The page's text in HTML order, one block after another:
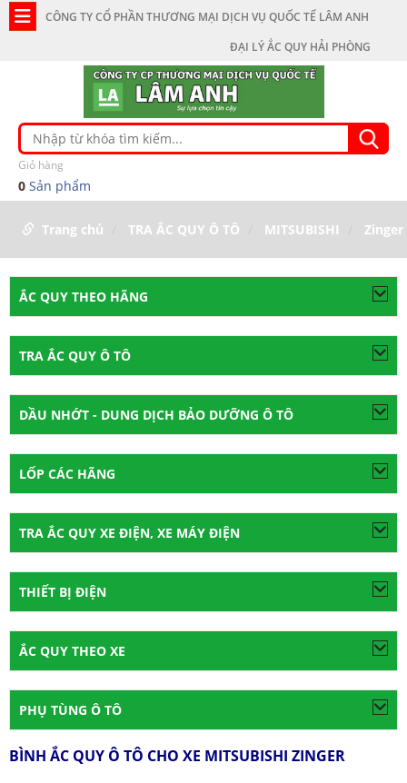
CÔNG TY CỔ PHẦN THƯƠNG MẠI DỊCH VỤ QUỐC TẾ LÂM ANH
ĐẠI LÝ ẮC QUY HẢI PHÒNG
Giỏ hàng
0 Sản phẩm
Trang chủ TRA ẮC QUY Ô TÔ MITSUBISHI Zinger
ẮC QUY THEO HÃNG
TRA ẮC QUY Ô TÔ
DẦU NHỚT - DUNG DỊCH BẢO DƯỠNG Ô TÔ
LỐP CÁC HÃNG
TRA ẮC QUY XE ĐIỆN, XE MÁY ĐIỆN
THIẾT BỊ ĐIỆN
ẮC QUY THEO XE
PHỤ TÙNG Ô TÔ
BÌNH ẮC QUY Ô TÔ CHO XE MITSUBISHI ZINGER